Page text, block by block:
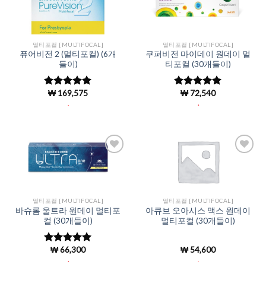
멀티포컬 [MULTIFOCAL]
퓨어비전 2 (멀티포컬) (6개
들이)
5 중에서5
로 평가됨
₩169,575
Add to
Wishlist
멀티포컬 [MULTIFOCAL]
쿠퍼비전 마이데이 원데이 멀
티포컬 (30개들이)
5 중에서
로 평가됨
₩72,540
.
Add to
Wishlist
멀티포컬 [MULTIFOCAL]
바슈롬 울트라 원데이 멀티포
컬 (30개들이)
5 중에서
로 평가됨
₩66,300
.
멀티포컬 [MULTIFOCAL]
아큐브 오아시스 맥스 원데이
멀티포컬 (30개들이)
₩54,600